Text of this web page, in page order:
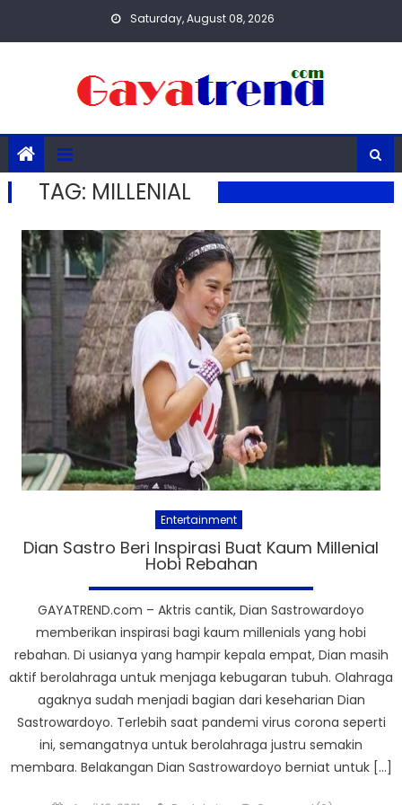
Saturday, August 08, 2026
TAG: MILLENIAL
Entertainment
Dian Sastro Beri Inspirasi Buat Kaum Millenial
Hobi Rebahan
GAYATREND.com – Aktris cantik, Dian Sastrowardoyo
memberikan inspirasi bagi kaum millenials yang hobi
rebahan. Di usianya yang hampir kepala empat, Dian masih
aktif berolahraga untuk menjaga kebugaran tubuh. Olahraga
agaknya sudah menjadi bagian dari keseharian Dian
Sastrowardoyo. Terlebih saat pandemi virus corona seperti
ini, semangatnya untuk berolahraga justru semakin
membara. Belakangan Dian Sastrowardoyo berniat untuk […]